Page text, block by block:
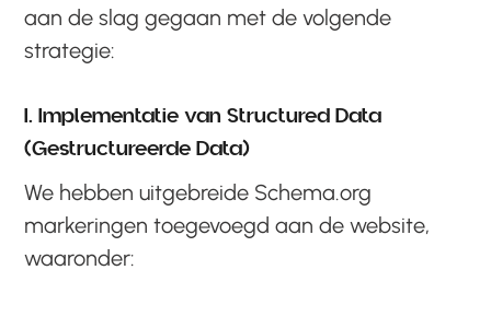
aan de slag gegaan met de volgende
strategie:
1. Implementatie van Structured Data
(Gestructureerde Data)
We hebben uitgebreide Schema.org
markeringen toegevoegd aan de website,
waaronder: